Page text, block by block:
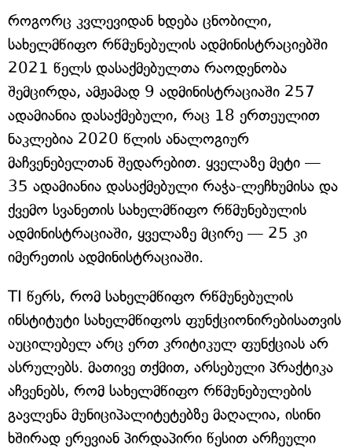
როგორც კვლევიდან ხდება ცნობილი,
სახელმწიფო რწმუნებულის ადმინისტრაციებში
2021 წელს დასაქმებულთა რაოდენობა
შემცირდა, ამჟამად 9 ადმინისტრაციაში 257
ადამიანია დასაქმებული, რაც 18 ერთეულით
ნაკლებია 2020 წლის ანალოგიურ
მაჩვენებელთან შედარებით. ყველაზე მეტი —
35 ადამიანია დასაქმებული რაჭა-ლეჩხუმისა და
ქვემო სვანეთის სახელმწიფო რწმუნებულის
ადმინისტრაციაში, ყველაზე მცირე — 25 კი
იმერეთის ადმინისტრაციაში.
TI წერს, რომ სახელმწიფო რწმუნებულის
ინსტიტუტი სახელმწიფოს ფუნქციონირებისათვის
აუცილებელ არც ერთ კრიტიკულ ფუნქციას არ
ასრულებს. მათივე თქმით, არსებული პრაქტიკა
აჩვენებს, რომ სახელმწიფო რწმუნებულების
გავლენა მუნიციპალიტეტებზე მაღალია, ისინი
ხშირად ერევიან პირდაპირი წესით არჩეული